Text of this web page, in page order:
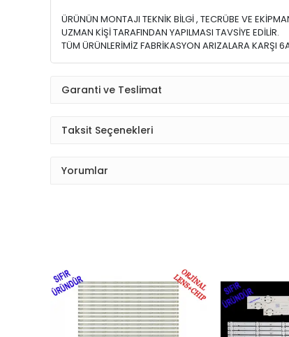
ÜRÜNÜN MONTAJI TEKNİK BİLGİ , TECRÜBE VE
UZMAN KİŞİ TARAFINDAN YAPILMASI TAVSİYE EDİLİR.
TÜM ÜRÜNLERİMİZ FABRİKASYON ARIZALARA KARŞI
Garanti ve Teslimat
Taksit Seçenekleri
Yorumlar